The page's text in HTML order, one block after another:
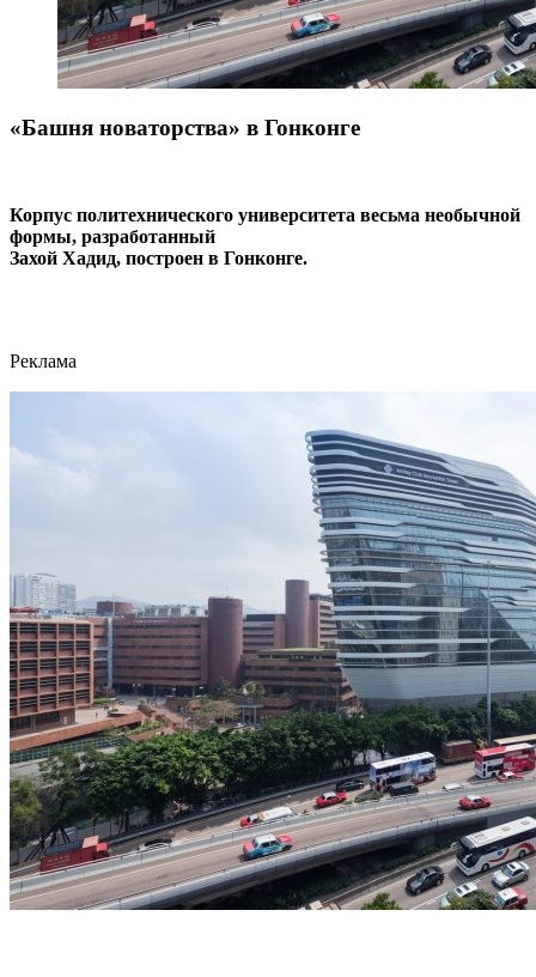
«Башня новаторства» в Гонконге
Корпус политехнического университета весьма необычной
формы, разработанный
Захой Хадид, построен в Гонконге.
Реклама